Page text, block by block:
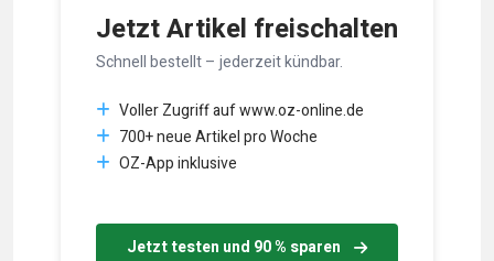
Jetzt Artikel freischalten
Schnell bestellt – jederzeit kündbar.
Voller Zugriff auf www.oz-online.de
700+ neue Artikel pro Woche
OZ-App inklusive
Jetzt testen und 90 % sparen